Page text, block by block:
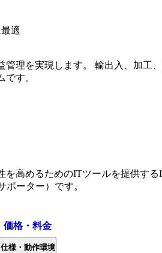
適
理を実現します。 輸出入、加工
す。
を高めるためのITツールを提供す
ーター）です。
価格・料金
仕様・動作環境